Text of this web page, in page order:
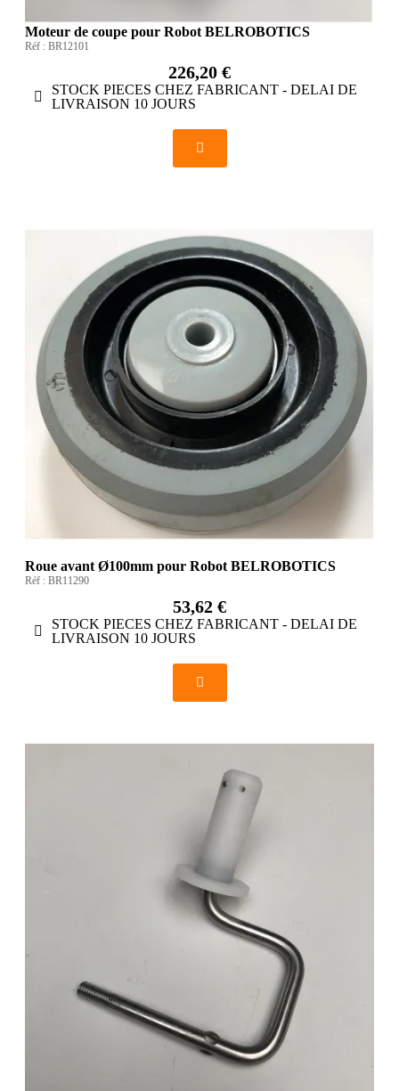
Moteur de coupe pour Robot BELROBOTICS
Réf : BR12101
226,20 €
STOCK PIECES CHEZ FABRICANT - DELAI DE
LIVRAISON 10 JOURS
Roue avant Ø100mm pour Robot BELROBOTICS
Réf : BR11290
53,62 €
STOCK PIECES CHEZ FABRICANT - DELAI DE
LIVRAISON 10 JOURS